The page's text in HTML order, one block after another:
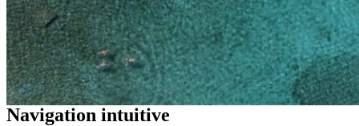
Navigation intuitive